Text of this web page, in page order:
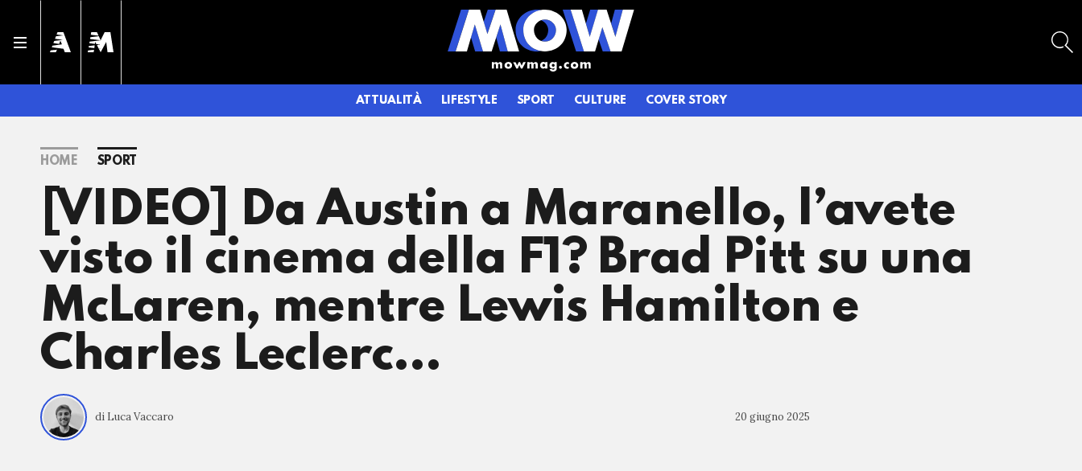
ATTUALITÀ LIFESTYLE SPORT CULTURE COVER STORY
HOME SPORT
[VIDEO] Da Austin a Maranello, l’avete
visto il cinema della F1? Brad Pitt su una
McLaren, mentre Lewis Hamilton e
Charles Leclerc…
di Luca Vaccaro 20 giugno 2025